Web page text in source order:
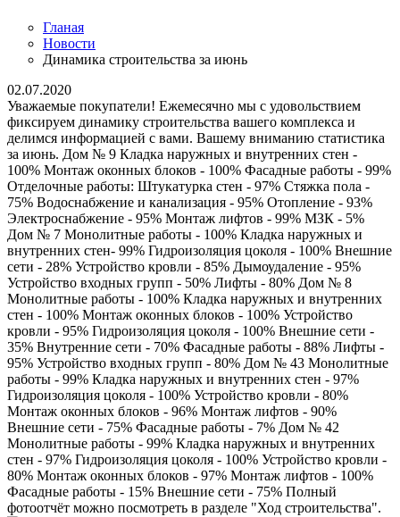
Гланая
Новости
Динамика строительства за июнь
02.07.2020
Уважаемые покупатели! Ежемесячно мы с удовольствием
фиксируем динамику строительства вашего комплекса и
делимся информацией с вами. Вашему вниманию статистика
за июнь. Дом № 9 Кладка наружных и внутренних стен -
100% Монтаж оконных блоков - 100% Фасадные работы - 99%
Отделочные работы: Штукатурка стен - 97% Стяжка пола -
75% Водоснабжение и канализация - 95% Отопление - 93%
Электроснабжение - 95% Монтаж лифтов - 99% МЗК - 5%
Дом № 7 Монолитные работы - 100% Кладка наружных и
внутренних стен- 99% Гидроизоляция цоколя - 100% Внешние
сети - 28% Устройство кровли - 85% Дымоудаление - 95%
Устройство входных групп - 50% Лифты - 80% Дом № 8
Монолитные работы - 100% Кладка наружных и внутренних
стен - 100% Монтаж оконных блоков - 100% Устройство
кровли - 95% Гидроизоляция цоколя - 100% Внешние сети -
35% Внутренние сети - 70% Фасадные работы - 88% Лифты -
95% Устройство входных групп - 80% Дом № 43 Монолитные
работы - 99% Кладка наружных и внутренних стен - 97%
Гидроизоляция цоколя - 100% Устройство кровли - 80%
Монтаж оконных блоков - 96% Монтаж лифтов - 90%
Внешние сети - 75% Фасадные работы - 7% Дом № 42
Монолитные работы - 99% Кладка наружных и внутренних
стен - 97% Гидроизоляция цоколя - 100% Устройство кровли -
80% Монтаж оконных блоков - 97% Монтаж лифтов - 100%
Фасадные работы - 15% Внешние сети - 75% Полный
фотоотчёт можно посмотреть в разделе "Ход строительства".